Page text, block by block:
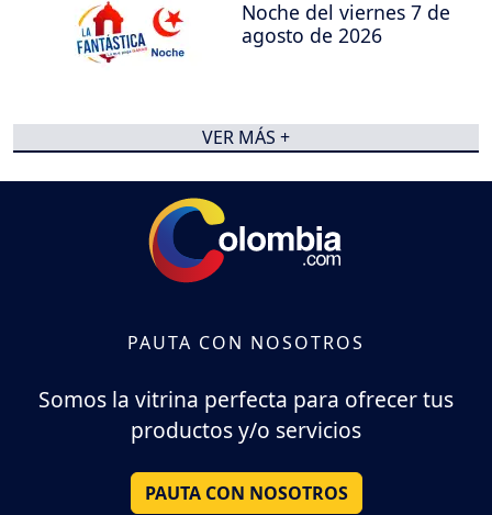
Noche del viernes 7 de
agosto de 2026
VER MÁS +
PAUTA CON NOSOTROS
Somos la vitrina perfecta para ofrecer tus
productos y/o servicios
PAUTA CON NOSOTROS